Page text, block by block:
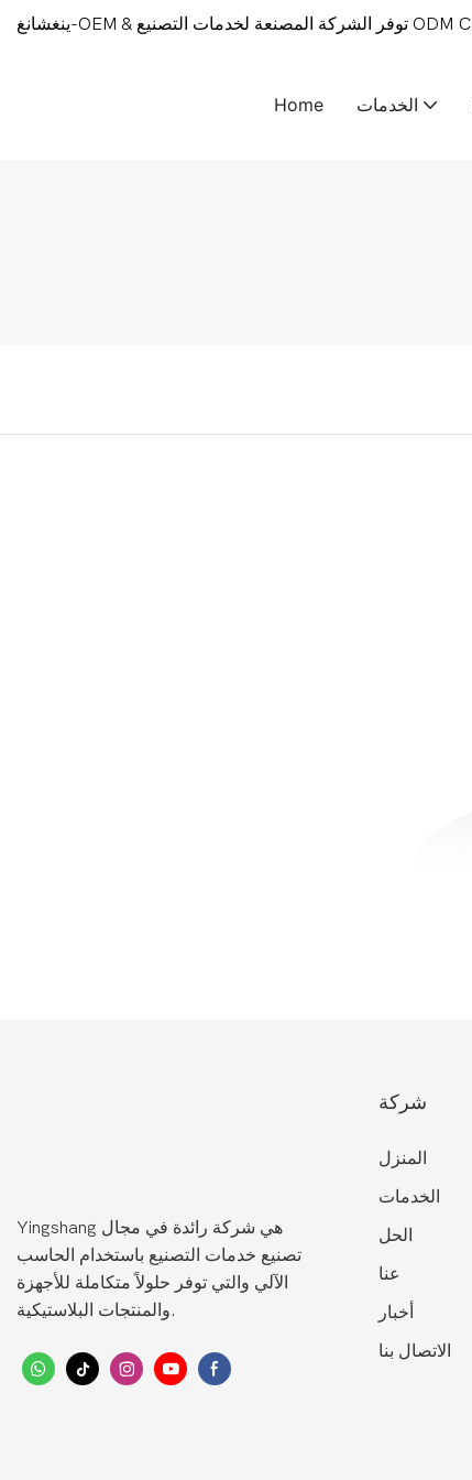
Home الخدمات
Yingshang هي شركة رائدة في مجال
تصنيع خدمات التصنيع باستخدام الحاسب
الآلي والتي توفر حلولاً متكاملة للأجهزة
والمنتجات البلاستيكية.
شركة
المنزل
الخدمات
الحل
عنا
أخبار
الاتصال بنا